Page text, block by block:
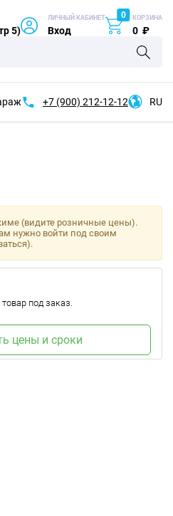
5)
ЛИЧНЫЙ КАБИНЕТ
Вход
0 КОРЗИНА
0 ₽
+7 (900) 212-12-12 RU
(видите розничные цены).
нужно войти под своим
под заказ.
цены и сроки